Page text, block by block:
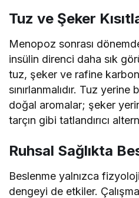
Tuz ve Şeker
Menopoz sonrası
insülin direnci daha sık
tuz, şeker ve rafine
sınırlanmalıdır. Tuz
doğal aromalar; şeker
tarçın gibi tatlandırıcı
Ruhsal Sağlıkta
Beslenme yalnızca
dengeyi de etkiler.